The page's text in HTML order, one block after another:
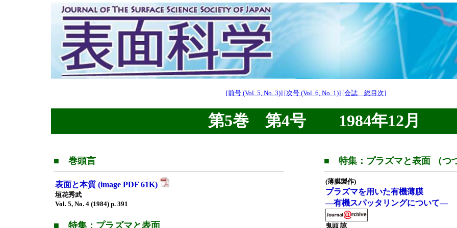
[前号 (Vol. 5, No. 3)] [次号 (Vol. 6, No. 1)] [会誌 総目次]
第5巻 第4号 1984年12月
■ 巻頭言
表面と本質 (image PDF 61K)
垣花秀武
Vol. 5, No. 4 (1984) p. 391
■ 特集：プラズマと表面
■ 特集：プラズマと表面 （つ
(薄膜製作)
プラズマを用いた有機薄膜
—有機スパッタリングについて—
鬼頭 諒